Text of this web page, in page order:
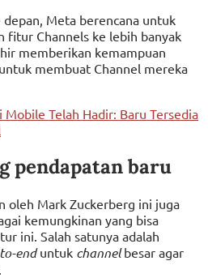
Meta berencana untuk
fitur Channels ke lebih banyak
memberikan kemampuan
membuat Channel mereka
Mobile Telah Hadir: Baru Tersedia
pendapatan baru
oleh Mark Zuckerberg ini juga
kemungkinan yang bisa
ini. Salah satunya adalah
enduntuk channelbesar agar